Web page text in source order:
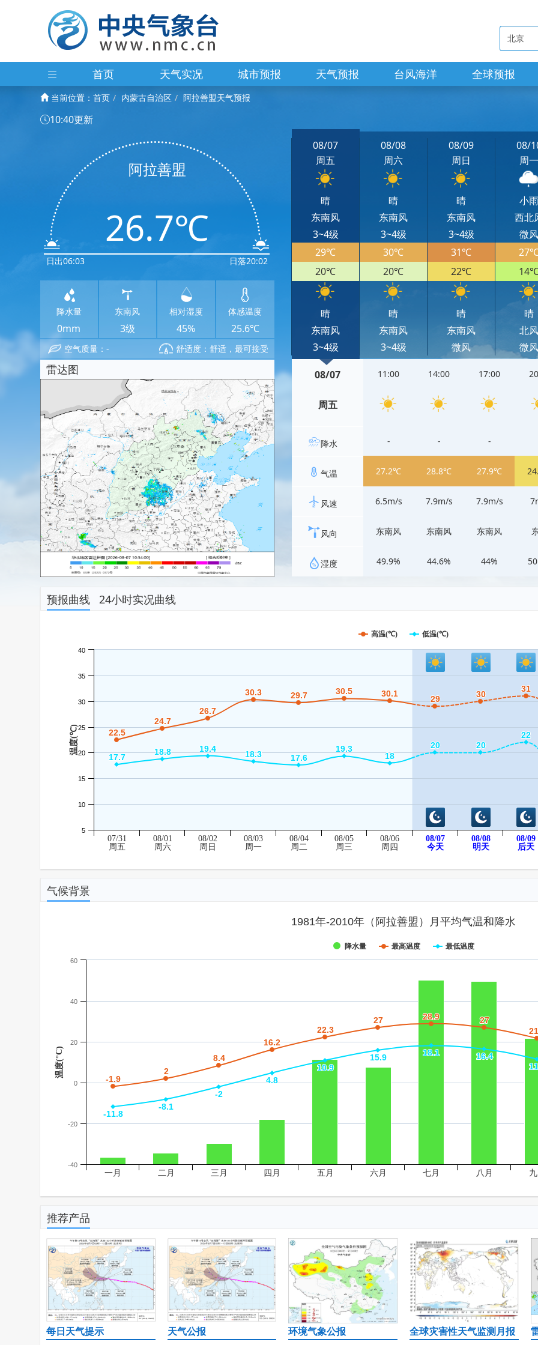
首页 天气实况 城市预报 天气预报 台风海洋 全球预报
当前位置： 首页 内蒙古自治区 阿拉善盟天气预报
10:40更新
日出06:03
阿拉善盟
26.7℃
日落20:02
降水量
0mm
东南风
3级
相对湿度
45%
体感温度
25.6℃
空气质量：- 舒适度：舒适，最可接受
雷达图
08/07
周五
晴
东南风
3~4级
29℃
20℃
晴
东南风
3~4级
08/08
周六
晴
东南风
3~4级
30℃
20℃
晴
东南风
3~4级
08/09
周日
晴
东南风
3~4级
31℃
22℃
晴
东南风
微风
08/
周一
小雨
西北
微风
晴
北风
微风
08/07
周五
降水
气温
风速
风向
湿度
11:00
-
27.2℃
6.5m/s
东南风
49.9%
14:00
-
28.8℃
7.9m/s
东南风
44.6%
17:00
-
27.9℃
7.9m/s
东南风
44%
预报曲线 24小时实况曲线
温度(℃) 22.5
22.5
24.7
24.7
26.7
26.7
30.3
30.3 29.7
29.7 30.5
30.5 30.1
30.1
29
29 30
30
31
31
17.7
17.7
18.8
18.8 19.4
19.4
18.3
18.3 17.6
17.6
19.3
19.3
18
18
20
20 20
20
22
22
高温(℃) 低温(℃)
5
10
15
20
25
30
35
40
07/31
周五
08/01
周六
08/02
周日
08/03
周一
08/04
周二
08/05
周三
08/06
周四
08/07
今天
08/08
明天
08/09
后天
气候背景
温度(°C)
1981年-2010年（阿拉善盟）月平均气温和降水
-1.9
-1.9
2
2
8.4
8.4
16.2
16.2
22.3
22.3
27
27 28.9
28.9 27
27
-11.8
-11.8
-8.1
-8.1
-2
-2
4.8
4.8
10.9
10.9
15.9
15.9 18.1
18.1 16.4
16.4
降水量 最高温度 最低温度
一月 二月 三月 四月 五月 六月 七月 八月 九
-40
-20
0
20
40
60
推荐产品
每日天气提示 天气公报 环境气象公报 全球灾害性天气监测月报